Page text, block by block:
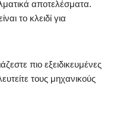
αποτελέσματα.
το κλειδί για
πιο εξειδικευμένες
τους μηχανικούς